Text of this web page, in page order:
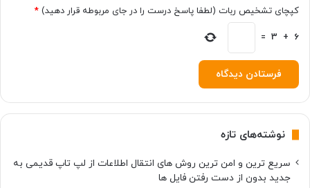
ا
ت
ا
ن
کپچای تشخیص ربات (لطفا پاسخ درست را در جای مربوطه قرار دهید) *
6
+
3
=
نوشته‌های تازه
سریع ترین و امن ترین روش های انتقال اطلاعات از لپ تاپ قدیمی به
جدید بدون از دست رفتن فایل ها